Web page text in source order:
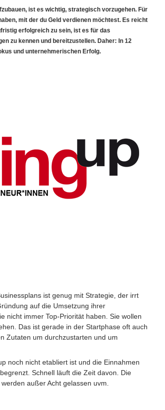
ist es wichtig, strategisch vorzugehen. Für
mit der du Geld verdienen möchtest. Es reicht
erfolgreich zu sein, ist es für das
zu kennen und bereitzustellen. Daher: In 12
und unternehmerischen Erfolg.
ist genug mit Strategie, der irrt
auf die Umsetzung ihrer
nicht immer Top-Priorität haben. Sie wollen
Das ist gerade in der Startphase oft auch
Zutaten um durchzustarten und um
noch nicht etabliert ist und die Einnahmen
Schnell läuft die Zeit davon. Die
außer Acht gelassen uvm.